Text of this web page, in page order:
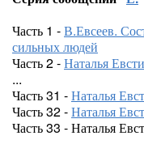
Часть 1 -В.Евсеев.
сильных людей
Часть 2 -Наталья
...
Часть 31 -Наталья
Часть 32 -Наталья
Часть 33 - Наталья